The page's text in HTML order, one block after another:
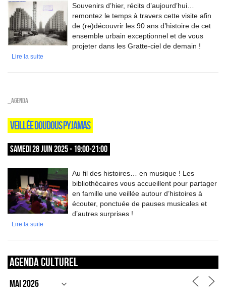
Souvenirs d’hier, récits d’aujourd’hui…
remontez le temps à travers cette visite afin
de (re)découvrir les 90 ans d’histoire de cet
ensemble urbain exceptionnel et de vous
projeter dans les Gratte-ciel de demain !
Lire la suite
_Agenda
VEILLÉE DOUDOUS PYJAMAS
SAMEDI 28 JUIN 2025 - 19:00-21:00
Au fil des histoires… en musique ! Les
bibliothécaires vous accueillent pour partager
en famille une veillée autour d’histoires à
écouter, ponctuée de pauses musicales et
d’autres surprises !
Lire la suite
Agenda culturel